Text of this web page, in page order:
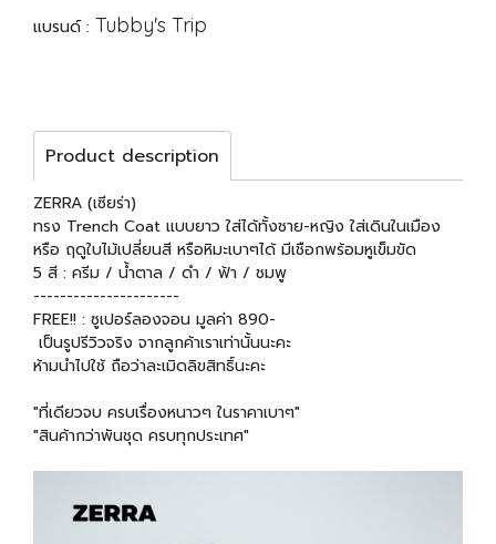
แบรนด์ : Tubby's Trip
Product description
ZERRA (เซียร่า)
ทรง Trench Coat แบบยาว ใส่ได้ทั้งชาย-หญิง ใส่เดินในเมือง
หรือ ฤดูใบไม้เปลี่ยนสี หรือหิมะเบาๆได้ มีเชือกพร้อมหูเข็มขัด
5 สี : ครีม / น้ำตาล / ดำ / ฟ้า / ชมพู
----------------------
FREE!! : ซูเปอร์ลองจอน มูลค่า 890-
เป็นรูปรีวิวจริง จากลูกค้าเราเท่านั้นนะคะ
ห้ามนำไปใช้ ถือว่าละเมิดลิขสิทธิ์นะคะ
"ที่เดียวจบ ครบเรื่องหนาวๆ ในราคาเบาๆ"
"สินค้ากว่าพันชุด ครบทุกประเทศ"